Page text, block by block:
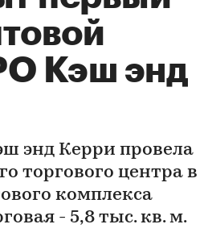
Кэш энд
энд Керри провела
торгового центра в
комплекса
- 5,8 тыс. кв. м.